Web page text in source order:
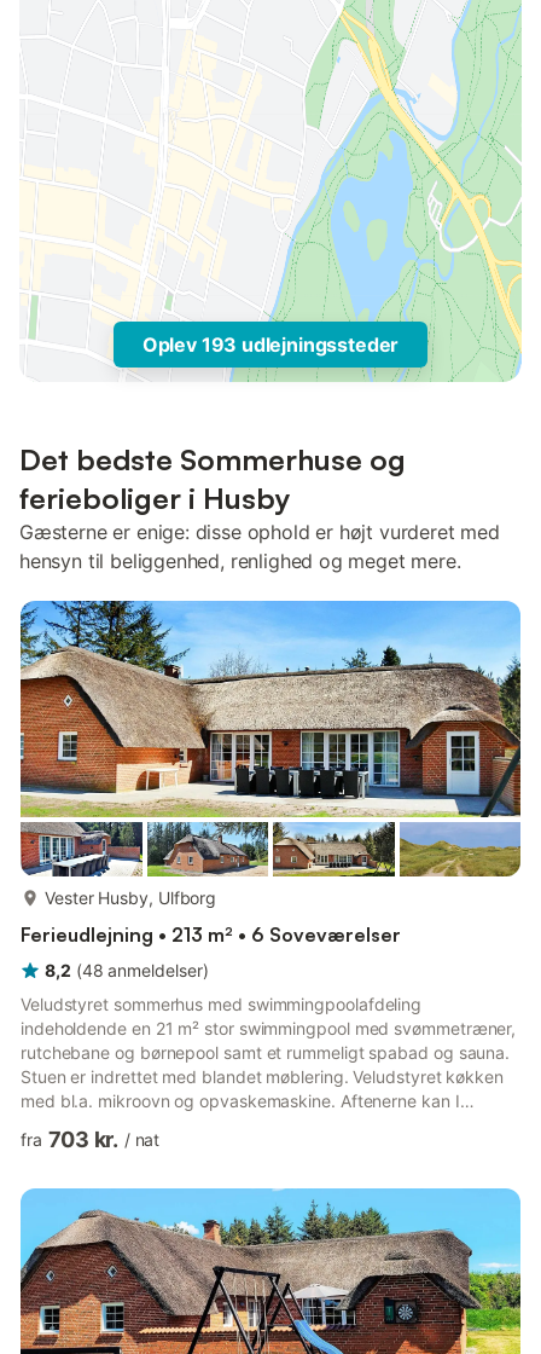
Oplev 193 udlejningssteder
Det bedste Sommerhuse og
ferieboliger i Husby
Gæsterne er enige: disse ophold er højt vurderet med
hensyn til beliggenhed, renlighed og meget mere.
Vester Husby, Ulfborg
Ferieudlejning • 213 m² • 6 Soveværelser
8,2 (48 anmeldelser)
Veludstyret sommerhus med swimmingpoolafdeling
indeholdende en 21 m² stor swimmingpool med svømmetræner,
rutchebane og børnepool samt et rummeligt spabad og sauna.
Stuen er indrettet med blandet møblering. Veludstyret køkken
med bl.a. mikroovn og opvaskemaskine. Aftenerne kan I
for varmen men også bidrager til den hyggelige stemning. Der
lange traveture og spændende udflugtsmål bl.a. Ulfborg, som I
bestemt bør overveje at aflægge et besøg. Besøg også
Legoland i Billund, ...
fra 703 kr. / nat